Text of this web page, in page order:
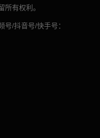
所有权利。
号/抖音号/快手号：